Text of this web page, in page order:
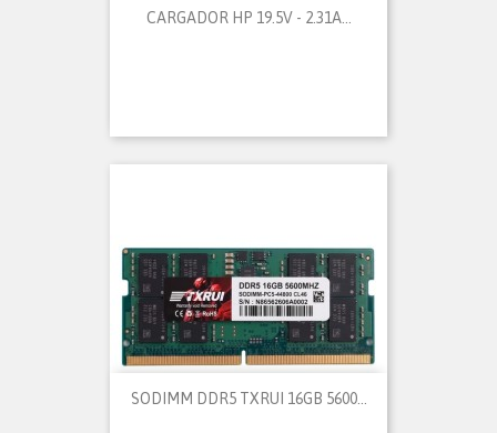
CARGADOR HP 19.5V - 2.31A...
SODIMM DDR5 TXRUI 16GB 5600...